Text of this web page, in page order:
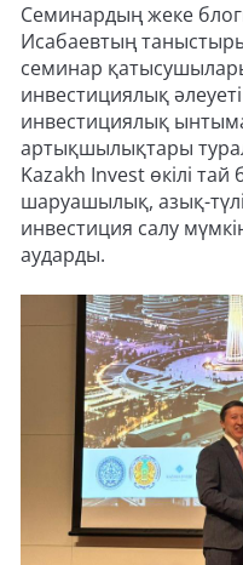
Семинардың жеке
Исабаевтың
семинар
инвестициялық
инвестициялық
артықшылықтары
Kazakh Invest өкілі
шаруашылық, азық-
инвестиция салу
аударды.